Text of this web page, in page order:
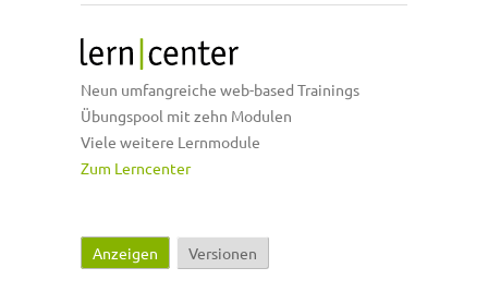
Neun umfangreiche web-based Trainings
Übungspool mit zehn Modulen
Viele weitere Lernmodule
Zum Lerncenter
Haupt-Reiter
Anzeigen (aktiver Reiter)
Versionen